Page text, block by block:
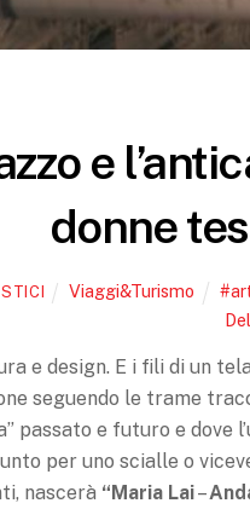
e
donne
Viaggi&Turismo
e design. E i fili di un
seguendo le trame
passato e futuro e dove
per uno scialle o
nascerà “Maria Lai–